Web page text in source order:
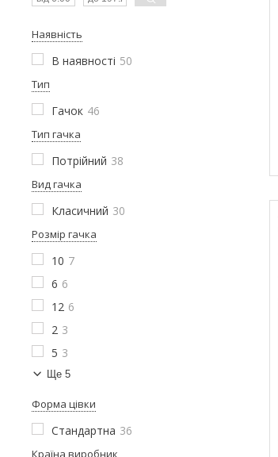
Наявність
В наявності 50
Тип
Гачок 46
Тип гачка
Потрійний 38
Вид гачка
Класичний 30
Розмір гачка
10 7
6 6
12 6
2 3
5 3
Ще 5
Форма цівки
Стандартна 36
Країна виробник